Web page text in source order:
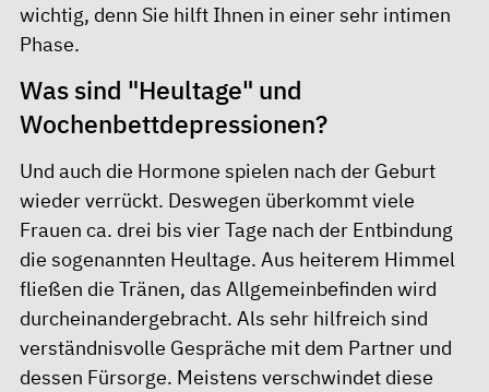
wichtig, denn Sie hilft Ihnen in einer sehr intimen
Phase.
Was sind "Heultage" und
Wochenbettdepressionen?
Und auch die Hormone spielen nach der Geburt
wieder verrückt. Deswegen überkommt viele
Frauen ca. drei bis vier Tage nach der Entbindung
die sogenannten Heultage. Aus heiterem Himmel
fließen die Tränen, das Allgemeinbefinden wird
durcheinandergebracht. Als sehr hilfreich sind
verständnisvolle Gespräche mit dem Partner und
dessen Fürsorge. Meistens verschwindet diese